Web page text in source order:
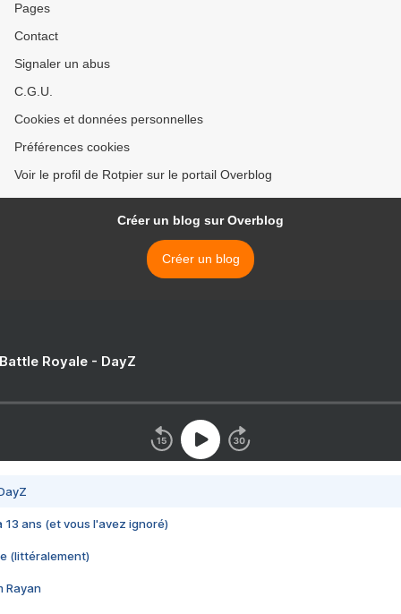
Pages
Contact
Signaler un abus
C.G.U.
Cookies et données personnelles
Préférences cookies
Voir le profil de Rotpier sur le portail Overblog
Créer un blog sur Overblog
Créer un blog
Royale - DayZ
13 ans (et vous l'avez ignoré)
(littéralement)
Rayan